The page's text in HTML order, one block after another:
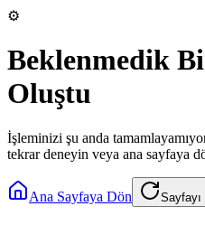
⚙️
Beklenmedik
Oluştu
İşleminizi şu anda
tekrar deneyin veya ana sayfaya
Ana Sayfaya Dön Sayfayı